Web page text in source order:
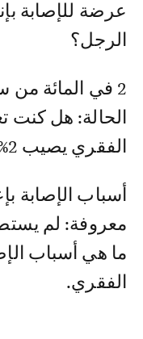
عرضة للإصابة
الرجل؟
2 في المائة
الحالة: هل كنت
الفقري يصيب 2% من نسبة سكان الأرض؟
أسباب الإصابة
معروفة: لم
ما هي أسباب
الفقري.